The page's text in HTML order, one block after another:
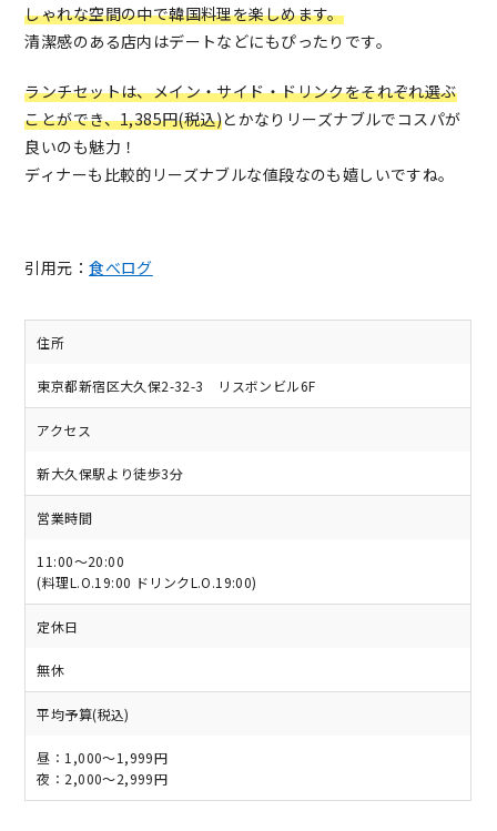
しゃれな空間の中で韓国料理を楽しめます。
清潔感のある店内はデートなどにもぴったりです。
ランチセットは、メイン・サイド・ドリンクをそれぞれ選ぶ
ことができ、1,385円(税込)とかなりリーズナブルでコスパが
良いのも魅力！
ディナーも比較的リーズナブルな値段なのも嬉しいですね。
引用元：食べログ
住所
東京都新宿区大久保2-32-3 リスボンビル6F
アクセス
新大久保駅より徒歩3分
営業時間
11:00～20:00
(料理L.O.19:00 ドリンクL.O.19:00)
定休日
無休
平均予算(税込)
昼：1,000～1,999円
夜：2,000～2,999円